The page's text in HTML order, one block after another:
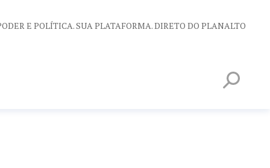
E POLÍTICA. SUA PLATAFORMA. DIRETO DO PLANALTO